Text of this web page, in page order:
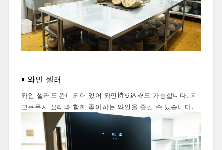
와인 셀러
와인 셀러도 완비되어 있어 와인持ち込み도 가능합니다. 지
고쿠무시 요리와 함께 좋아하는 와인을 즐길 수 있습니다.